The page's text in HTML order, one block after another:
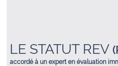
LE STATUT REV
accordé à un expert en évaluation